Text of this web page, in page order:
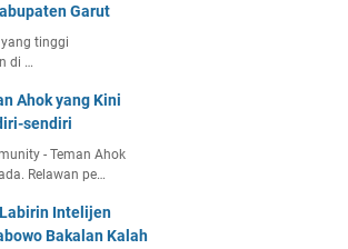
Garut
tinggi
di …
Ahok yang Kini
sendiri
- Teman Ahok
Relawan pe…
Intelijen
Bakalan Kalah